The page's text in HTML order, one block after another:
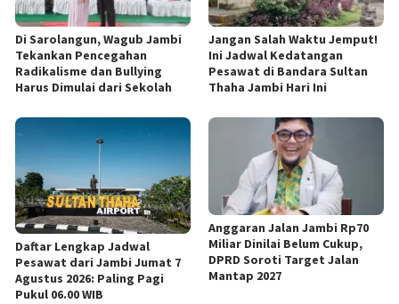
Di Sarolangun, Wagub Jambi
Tekankan Pencegahan
Radikalisme dan Bullying
Harus Dimulai dari Sekolah
Jangan Salah Waktu Jemput!
Ini Jadwal Kedatangan
Pesawat di Bandara Sultan
Thaha Jambi Hari Ini
Daftar Lengkap Jadwal
Pesawat dari Jambi Jumat 7
Agustus 2026: Paling Pagi
Pukul 06.00 WIB
Anggaran Jalan Jambi Rp70
Miliar Dinilai Belum Cukup,
DPRD Soroti Target Jalan
Mantap 2027